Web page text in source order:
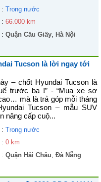
: Trong nước
: 66.000 km
: Quận Cầu Giấy, Hà Nội
Tucson là lời ngay tới
– chốt Hyundai Tucson là
trước bạ !” - “Mua xe sợ
mà là trả góp mỗi tháng
Tucson – mẫu SUV
nâng cấp cuộ...
: Trong nước
: 0 km
: Quận Hải Châu, Đà Nẵng